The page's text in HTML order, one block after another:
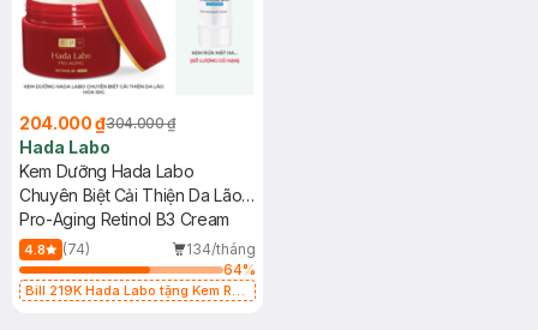
204.000 ₫304.000 ₫
Hada Labo
Kem Dưỡng Hada Labo
Chuyên Biệt Cải Thiện Da Lão
Hóa 50g
Pro-Aging Retinol B3 Cream
4.8 (74)
134/tháng
64%
Bill 219K Hada Labo tặng Kem Rửa